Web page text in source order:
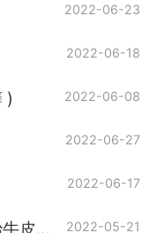
2022-06-23
2022-06-18
) 2022-06-08
2022-06-27
2022-06-17
皮癣
2022-05-21